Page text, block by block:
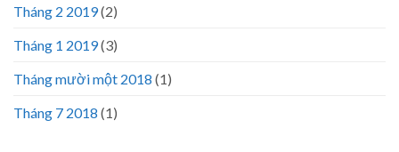
Tháng 2 2019(2)
Tháng 1 2019(3)
Tháng mười một 2018 (1)
Tháng 7 2018 (1)